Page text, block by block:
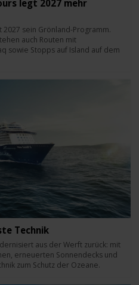
legt 2027 mehr
sein Grönland-Programm.
auch Routen mit
sowie Stopps auf Island auf dem
Technik
aus der Werft zurück: mit
erneuerten Sonnendecks und
zum Schutz der Ozeane.